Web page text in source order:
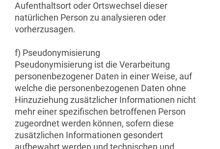
Aufenthaltsort oder Ortswechsel dieser
natürlichen Person zu analysieren oder
vorherzusagen.
f) Pseudonymisierung
Pseudonymisierung ist die Verarbeitung
personenbezogener Daten in einer Weise, auf
welche die personenbezogenen Daten ohne
Hinzuziehung zusätzlicher Informationen nicht
mehr einer spezifischen betroffenen Person
zugeordnet werden können, sofern diese
zusätzlichen Informationen gesondert